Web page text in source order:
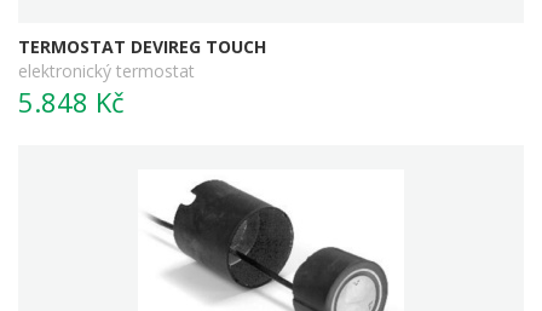
TERMOSTAT DEVIREG TOUCH
elektronický termostat
5.848 Kč